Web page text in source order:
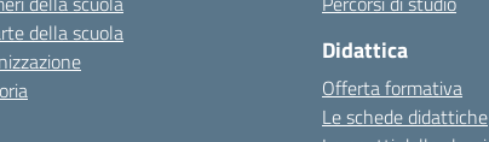
della scuola
Didattica
Offerta formativa
Le schede didattiche